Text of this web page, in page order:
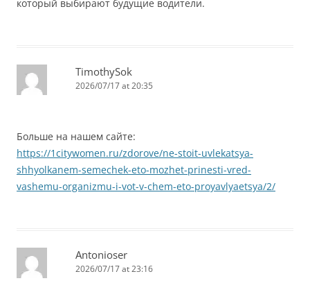
который выбирают будущие водители.
TimothySok
2026/07/17 at 20:35
Больше на нашем сайте:
https://1citywomen.ru/zdorove/ne-stoit-uvlekatsya-
shhyolkanem-semechek-eto-mozhet-prinesti-vred-
vashemu-organizmu-i-vot-v-chem-eto-proyavlyaetsya/2/
Antonioser
2026/07/17 at 23:16